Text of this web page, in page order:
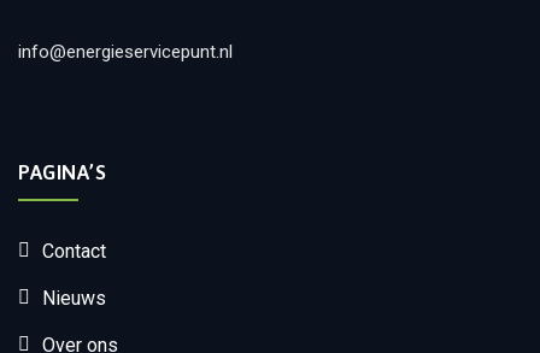
info@energieservicepunt.nl
PAGINA’S
Contact
Nieuws
Over ons